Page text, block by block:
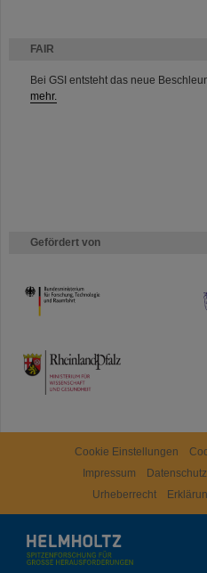
FAIR
Bei GSI entsteht das neue
mehr.
Gefördert von
HMWK
TMWWDG
Cookie Einstellungen
Impressum
Datenschutz
Urheberrecht